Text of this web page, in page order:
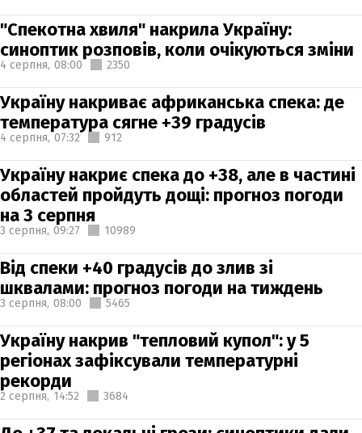
"Спекотна хвиля" накрила Україну:
синоптик розповів, коли очікуються зміни
4 серпня, 08:00 2350
Україну накриває африканська спека: де
температура сягне +39 градусів
4 серпня, 07:32 912
Україну накриє спека до +38, але в частині
областей пройдуть дощі: прогноз погоди
на 3 серпня
3 серпня, 09:27 10989
Від спеки +40 градусів до злив зі
шквалами: прогноз погоди на тиждень
3 серпня, 08:00 5465
Україну накрив "тепловий купол": у 5
регіонах зафіксували температурні
рекорди
2 серпня, 14:52 3684